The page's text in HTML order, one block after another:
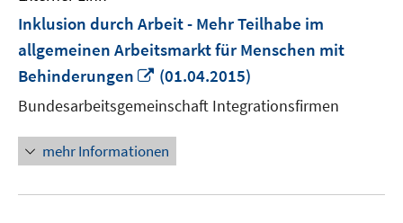
Inklusion durch Arbeit - Mehr Teilhabe im
allgemeinen Arbeitsmarkt für Menschen mit
Behinderungen
In
neuem
Fenster
öffnen
(01.04.2015)
Bundesarbeitsgemeinschaft Integrationsfirmen
mehr Informationen